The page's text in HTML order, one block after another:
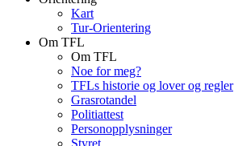
Kart
Tur-Orientering
Om TFL
Om TFL
Noe for meg?
TFLs historie og lover og regler
Grasrotandel
Politiattest
Personopplysninger